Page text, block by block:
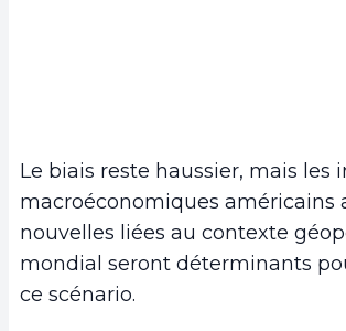
Le biais reste haussier, mais les
macroéconomiques américains
nouvelles liées au contexte
mondial seront déterminants
ce scénario.